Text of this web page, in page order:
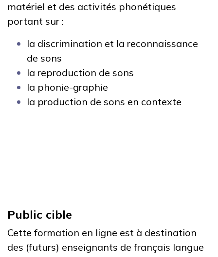
matériel et des activités phonétiques
portant sur :
la discrimination et la reconnaissance
de sons
la reproduction de sons
la phonie-graphie
la production de sons en contexte
Public cible
Cette formation en ligne est à destination
des (futurs) enseignants de français langue